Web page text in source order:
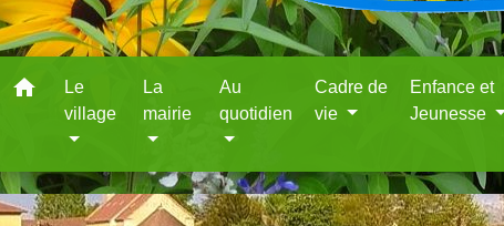
home
Le
village
La
mairie
Au
quotidien
Cadre de
vie
Enfance et
Jeunesse